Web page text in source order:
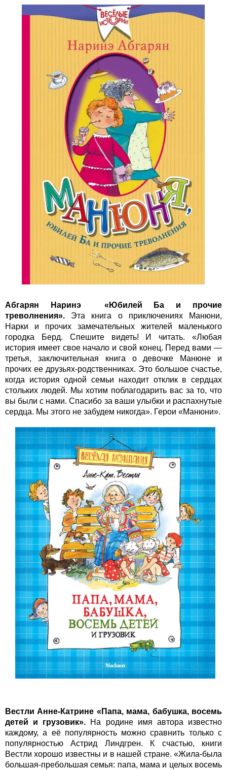
Абгарян Наринэ «Юбилей Ба и прочие
треволнения». Эта книга о приключениях Манюни,
Нарки и прочих замечательных жителей маленького
городка Берд. Спешите видеть! И читать. «Любая
история имеет свое начало и свой конец. Перед вами —
третья, заключительная книга о девочке Манюне и
прочих ее друзьях-родственниках. Это большое счастье,
когда история одной семьи находит отклик в сердцах
стольких людей. Мы хотим поблагодарить вас за то, что
вы были с нами. Спасибо за ваши улыбки и распахнутые
сердца. Мы этого не забудем никогда». Герои «Манюни».
Вестли Анне-Катрине «Папа, мама, бабушка, восемь
детей и грузовик». На родине имя автора известно
каждому, а её популярность можно сравнить только с
популярностью Астрид Линдгрен. К счастью, книги
Вестли хорошо известны и в нашей стране. «Жила-была
большая-пребольшая семья: папа, мама и целых восемь